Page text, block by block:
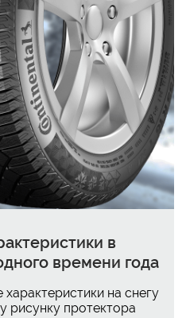
в
времени года
на снегу
рисунку протектора